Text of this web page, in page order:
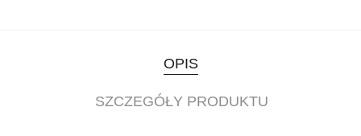
OPIS
SZCZEGÓŁY PRODUKTU